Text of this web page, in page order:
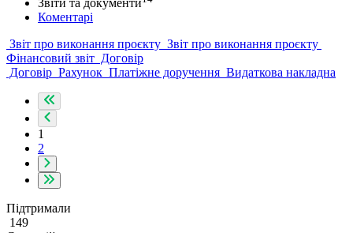
Коментарі
Звіт про виконання проєкту Звіт про виконання проєкту
Фінансовий звіт Договір
Договір Рахунок Платіжне доручення Видаткова накладна
1
2
Підтримали
149